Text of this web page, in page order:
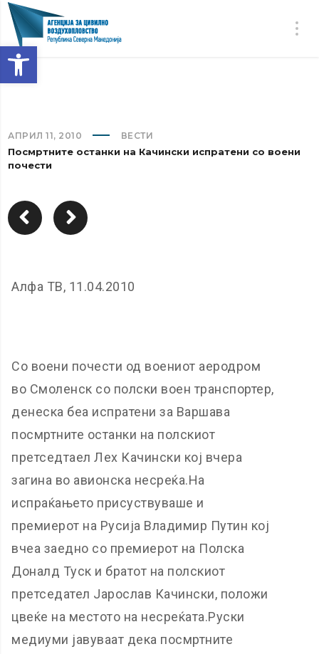
Open toolbar
АПРИЛ 11, 2010 ВЕСТИ
Посмртните останки на Качински испратени со воени
почести
Алфа ТВ, 11.04.2010
Со воени почести од воениот аеродром
во Смоленск со полски воен транспортер,
денеска беа испратени за Варшава
посмртните останки на полскиот
претседтаел Лех Качински кој вчера
загина во авионска несреќа.На
испраќањето присуствуваше и
премиерот на Русија Владимир Путин кој
вчеа заедно со премиерот на Полска
Доналд Туск и братот на полскиот
претседател Јарослав Качински, положи
цвеќе на местото на несреќата.Руски
медиуми јавуваат дека посмртните